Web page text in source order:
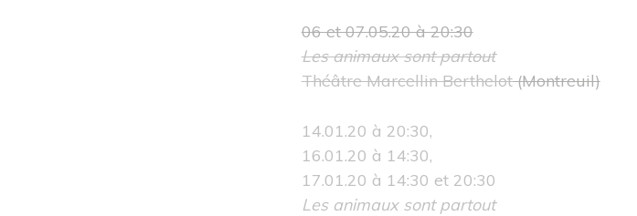
06 et 07.05.20 à 20:30
Les animaux sont partout
Théâtre Marcellin Berthelot(Montreuil)
14.01.20 à 20:30,
16.01.20 à 14:30,
17.01.20 à 14:30 et 20:30
Les animaux sont partout